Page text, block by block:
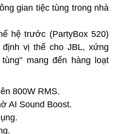
gian tiệc tùng trong nhà
hệ trước (PartyBox 520)
định vị thế cho JBL, xứng
mang đến hàng loạt
800W RMS.
AI Sound Boost.